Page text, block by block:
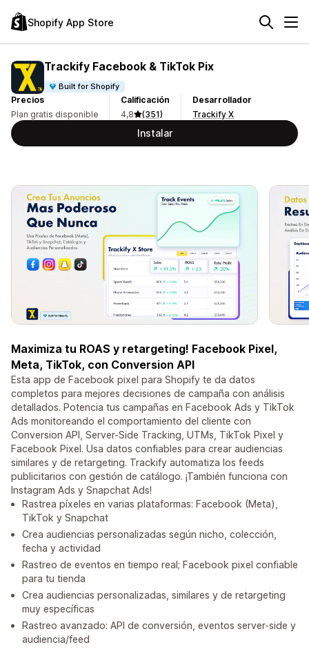
Shopify App Store
Trackify Facebook & TikTok Pix
Built for Shopify
Precios
Plan gratis disponible
Calificación
4,8
(351)
Desarrollador
Trackify X
Instalar
Maximiza tu ROAS y retargeting! Facebook Pixel,
Meta, TikTok, con Conversion API
Esta app de Facebook pixel para Shopify te da datos
completos para mejores decisiones de campaña con análisis
detallados. Potencia tus campañas en Facebook Ads y TikTok
Ads monitoreando el comportamiento del cliente con
Conversion API, Server-Side Tracking, UTMs, TikTok Pixel y
Facebook Pixel. Usa datos confiables para crear audiencias
similares y de retargeting. Trackify automatiza los feeds
publicitarios con gestión de catálogo. ¡También funciona con
Instagram Ads y Snapchat Ads!
Rastrea píxeles en varias plataformas: Facebook (Meta),
TikTok y Snapchat
Crea audiencias personalizadas según nicho, colección,
fecha y actividad
Rastreo de eventos en tiempo real; Facebook pixel confiable
para tu tienda
Crea audiencias personalizadas, similares y de retargeting
muy específicas
Rastreo avanzado: API de conversión, eventos server-side y
audiencia/feed